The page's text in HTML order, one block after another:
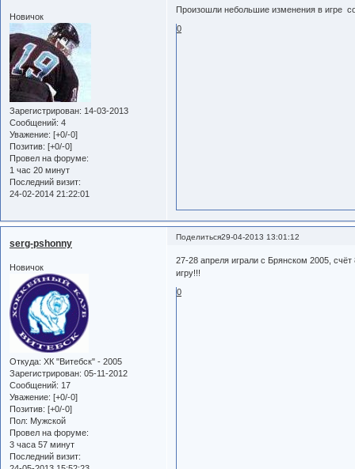
Новичок
Зарегистрирован: 14-03-2013
Сообщений: 4
Уважение: [+0/-0]
Позитив: [+0/-0]
Провел на форуме:
1 час 20 минут
Последний визит:
24-02-2014 21:22:01
Произошли небольшие изменения в игре
0
Поделиться29-04-2013 13:01:12
serg-pshonny
Новичок
Откуда: ХК "Витебск" - 2005
Зарегистрирован: 05-11-2012
Сообщений: 17
Уважение: [+0/-0]
Позитив: [+0/-0]
Пол: Мужской
Провел на форуме:
3 часа 57 минут
Последний визит:
27-28 апреля играли с Брянском 2005,
игру!!!
0